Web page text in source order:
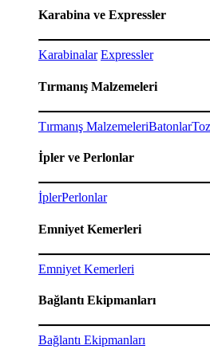
Karabina ve Expressler
Karabinalar Expressler
Tırmanış Malzemeleri
Tırmanış MalzemeleriBatonlar
İpler ve Perlonlar
İplerPerlonlar
Emniyet Kemerleri
Emniyet Kemerleri
Bağlantı Ekipmanları
Bağlantı Ekipmanları